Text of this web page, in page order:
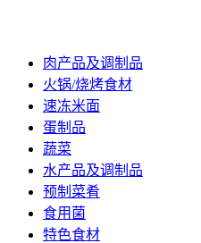
肉产品及调制品
火锅/烧烤食材
速冻米面
蛋制品
蔬菜
水产品及调制品
预制菜肴
食用菌
特色食材